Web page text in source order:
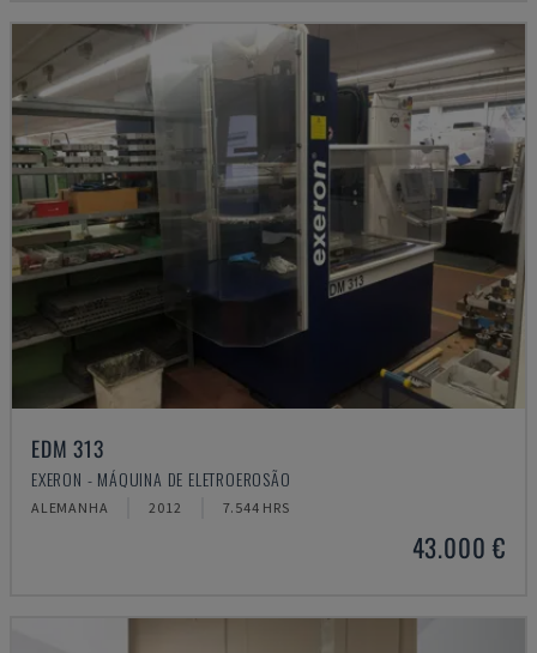
EDM 313
EXERON - MÁQUINA DE ELETROEROSÃO
ALEMANHA 2012 7.544 HRS
43.000 €